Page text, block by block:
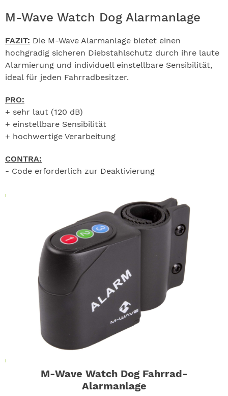
M-Wave Watch Dog Alarmanlage
FAZIT: Die M-Wave Alarmanlage bietet einen
hochgradig sicheren Diebstahlschutz durch ihre laute
Alarmierung und individuell einstellbare Sensibilität,
ideal für jeden Fahrradbesitzer.
PRO:
+ sehr laut (120 dB)
+ einstellbare Sensibilität
+ hochwertige Verarbeitung
CONTRA:
- Code erforderlich zur Deaktivierung
M-Wave Watch Dog Fahrrad-
Alarmanlage